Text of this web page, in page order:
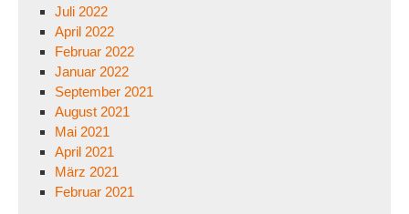
Juli 2022
April 2022
Februar 2022
Januar 2022
September 2021
August 2021
Mai 2021
April 2021
März 2021
Februar 2021